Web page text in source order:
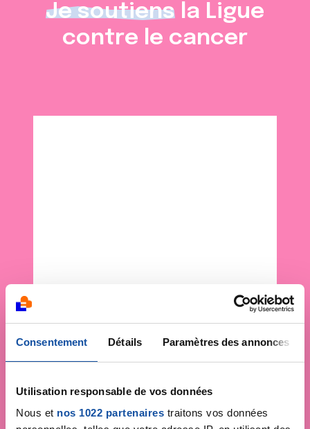
Consentement Détails Paramètres des annonces
Utilisation responsable de vos données
Nous et nos 1022 partenaires traitons vos données
Je soutiens la Ligue
contre le cancer